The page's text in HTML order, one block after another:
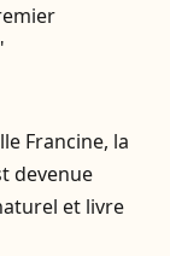
Francine, la
devenue
et livre